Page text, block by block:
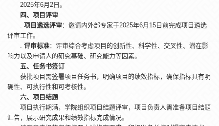
2025年6月2日。
四、项目评审
项目遴选评审‌：邀请内外部专家于2025年6月15日前完成项目遴选
评审工作。
评审标准‌：评审综合考虑项目的创新性、科学性、交叉性、潜在影
响力以及申请人的研究基础、研究能力等因素。
五、任务书签订
获批项目需签署项目任务书，明确项目的绩效指标，确保指标具有明
确性、可执行性和可考核性。
六、项目结题
项目执行期满，学院组织项目结题评审，项目负责人需准备项目结题
汇告，展示研究成果和绩效指标完成情况。